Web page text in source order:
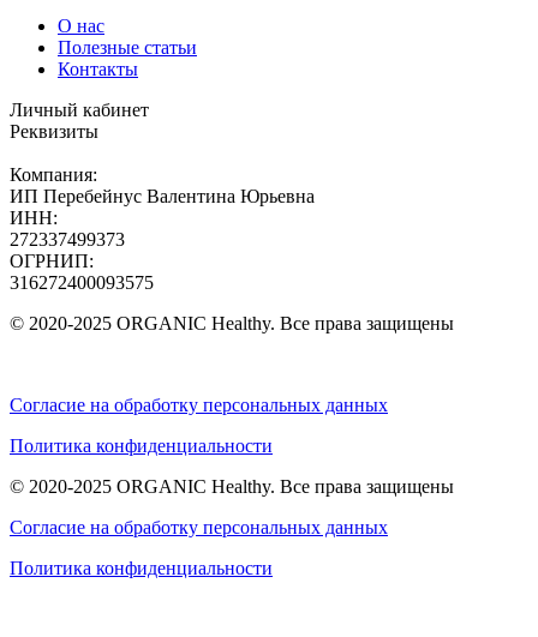
О нас
Полезные статьи
Контакты
Личный кабинет
Реквизиты
Компания:
ИП Перебейнус Валентина Юрьевна
ИНН:
272337499373
ОГРНИП:
316272400093575
© 2020-2025 ORGANIC Healthy. Все права защищены
Согласие на обработку персональных данных
Политика конфиденциальности
© 2020-2025 ORGANIC Healthy. Все права защищены
Согласие на обработку персональных данных
Политика конфиденциальности